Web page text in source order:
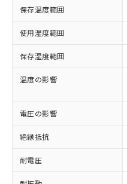
保存温度範囲
使用湿度範囲
保存湿度範囲
温度の影響
電圧の影響
絶縁抵抗
耐電圧
ご利用条件
以下の条件をお読
ご利用ください。
本サービス
商品の当社
(税抜)を提供
当社制御機
本サービス
在庫状況お
記載してい
有に対応した製品
対応予定なし：EU
非含有に非対応の
定はありません。
非含有の対応状況
非該当品：ライセ
害物質有無と関係
仕入先様の事情に
いたものが、含有
むを得ず変更する
※1 中国
「○」：最大均質
基準値以下である
「×」：最大均質
基準値を超えてい
「－」：未確認で
い合わせください。
当社は、こ
為替および
（以下｢規制